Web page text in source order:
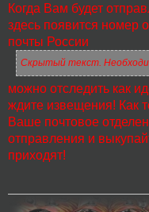
Когда Вам будет
здесь появится номер
почты России
Скрытый текст.
можно отследить как
ждите извещения! Как
Ваше почтовое
отправления и
приходят!